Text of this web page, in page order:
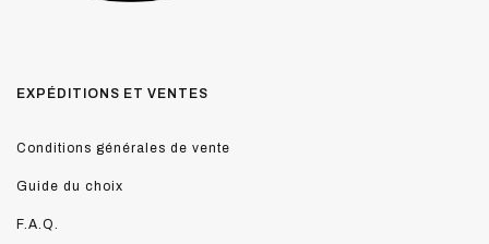
EXPÉDITIONS ET VENTES
Conditions générales de vente
Guide du choix
F.A.Q.